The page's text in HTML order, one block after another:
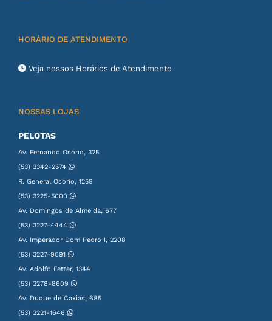
HORÁRIO DE ATENDIMENTO
Veja nossos Horários de Atendimento
NOSSAS LOJAS
PELOTAS
Av. Fernando Osório, 325
(53) 3342-2574
R. General Osório, 1259
(53) 3225-5000
Av. Domingos de Almeida, 677
(53) 3227-4444
Av. Imperador Dom Pedro I, 2208
(53) 3227-9091
Av. Adolfo Fetter, 1344
(53) 3278-8609
Av. Duque de Caxias, 685
(53) 3221-1646